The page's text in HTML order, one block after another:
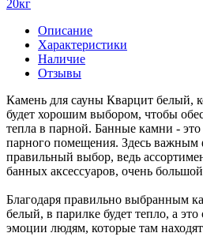
Описание
Характеристики
Наличие
Отзывы
Камень для сауны Кварцит белый,
будет хорошим выбором, чтобы
тепла в парной. Банные камни -
парного помещения. Здесь важным
правильный выбор, ведь
банных аксессуаров, очень
Благодаря правильно выбранным
белый, в парилке будет тепло, а
эмоции людям, которые там